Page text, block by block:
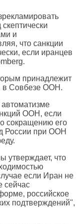
и
что санкции
если иранцев
.
принадлежит
в Совбезе ООН.
ООН, если
сокращению его
России при ООН
утверждает, что
если Иран не
сейчас
российское
подтверждений",